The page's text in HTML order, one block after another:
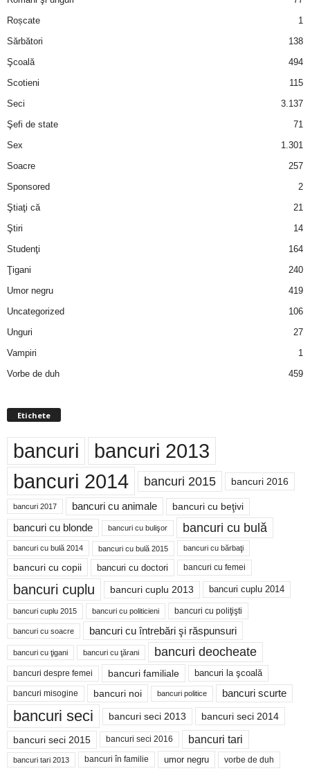
Roșcate
1
Sărbători
138
Şcoală
494
Scotieni
115
Seci
3.137
Şefi de state
71
Sex
1.301
Soacre
257
Sponsored
2
Ştiaţi că
21
Ştiri
14
Studenţi
164
Ţigani
240
Umor negru
419
Uncategorized
106
Unguri
27
Vampiri
1
Vorbe de duh
459
Etichete
bancuri bancuri 2013
bancuri 2014 bancuri 2015 bancuri 2016
bancuri 2017 bancuri cu animale bancuri cu beţivi
bancuri cu blonde bancuri cu bulişor bancuri cu bulă
bancuri cu bulă 2014 bancuri cu bulă 2015 bancuri cu bărbaţi
bancuri cu copii bancuri cu doctori bancuri cu femei
bancuri cuplu bancuri cuplu 2013 bancuri cuplu 2014
bancuri cuplu 2015 bancuri cu politicieni bancuri cu poliţişti
bancuri cu soacre bancuri cu întrebări şi răspunsuri
bancuri cu ţigani bancuri cu ţărani bancuri deocheate
bancuri despre femei bancuri familiale bancuri la şcoală
bancuri misogine bancuri noi bancuri politice bancuri scurte
bancuri seci bancuri seci 2013 bancuri seci 2014
bancuri seci 2015 bancuri seci 2016 bancuri tari
bancuri tari 2013 bancuri în familie umor negru vorbe de duh